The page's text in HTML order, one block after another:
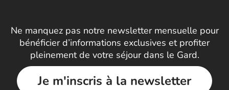
Ne manquez pas notre newsletter mensuelle pour
bénéficier d’informations exclusives et profiter
pleinement de votre séjour dans le Gard.
Je m'inscris à la newsletter